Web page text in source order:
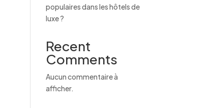
populaires dans les hôtels de
luxe ?
Recent
Comments
Aucun commentaire à
afficher.